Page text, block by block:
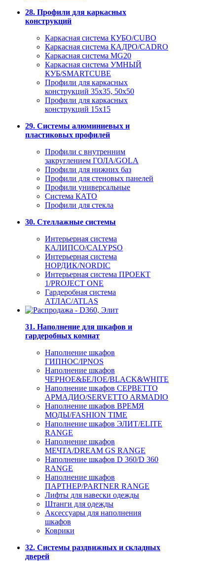
28. Профили для каркасных
конструкций
Каркасная система КУБО/CUBO
Каркасная система КАДРО/CADRO
Каркасная система MG20
Каркасная система УМНЫЙ
КУБ/SMARTCUBE
Профили для каркасных
конструкций 35x35, 50x50
Профили для каркасных
конструкций 15х15
29. Системы алюминиевых и
пластиковых профилей
Профили с внутренним
закруглением ГОЛА/GOLA
Профили для нижних баз
Профили для стеновых панелей
Профили универсальные
Система КАТО
Профили для стекла
30. Стеллажные системы
Интерьерная система
КАЛИПСО/CALYPSO
Интерьерная система
НОРДИК/NORDIC
Интерьерная система ПРОЕКТ
1/PROJECT ONE
Гардеробная система
АТЛАС/ATLAS
31. Наполнение для шкафов и
гардеробных комнат
Наполнение шкафов
ГИПНОС/IPNOS
Наполнение шкафов
ЧЕРНОЕ&БЕЛОЕ/BLACK&WHITE
Наполнение шкафов СЕРВЕТТО
АРМАДИО/SERVETTO ARMADIO
Наполнение шкафов ВРЕМЯ
МОДЫ/FASHION TIME
Наполнение шкафов ЭЛИТ/ELITE
RANGE
Наполнение шкафов
МЕЧТА/DREAM GS RANGE
Наполнение шкафов D 360/D 360
RANGE
Наполнение шкафов
ПАРТНЕР/PARTNER RANGE
Лифты для навески одежды
Штанги для одежды
Аксессуары для наполнения
шкафов
Коврики
32. Системы раздвижных и складных
дверей